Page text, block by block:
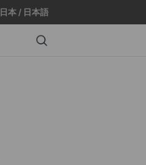
日本 / 日本語
Search